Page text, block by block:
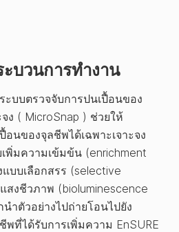
บวนการทำงาน
ะบบตรวจจับการปนเปื้อนของ
ง ( MicroSnap ) ช่วยให้
นของจุลชีพได้เฉพาะเจาะจง
พิ่มความเข้มข้น (enrichment
แบบเลือกสรร (selective
สงชีวภาพ (bioluminescence
ำตัวอย่างไปถ่ายโอนไปยัง
ที่ได้รับการเพิ่มความ EnSURE